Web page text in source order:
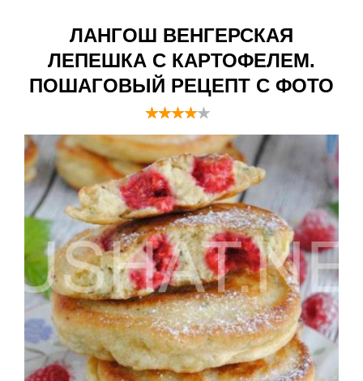
ЛАНГОШ ВЕНГЕРСКАЯ
ЛЕПЕШКА С КАРТОФЕЛЕМ.
ПОШАГОВЫЙ РЕЦЕПТ С ФОТО